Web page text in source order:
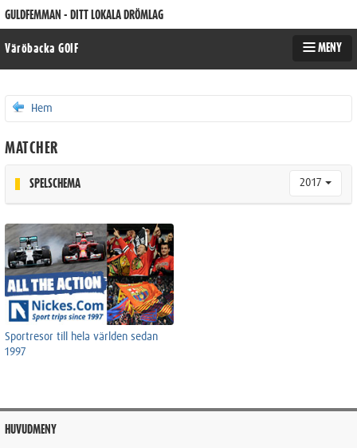
GULDFEMMAN - DITT LOKALA DRÖMLAG
Väröbacka GOIF MENY
Hem
MATCHER
SPELSCHEMA 2017
Sportresor till hela världen sedan
1997
HUVUDMENY